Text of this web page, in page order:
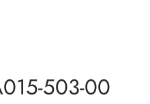
503-00